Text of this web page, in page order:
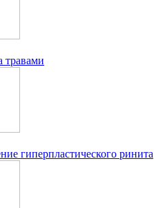
травами
гиперпластического ринита